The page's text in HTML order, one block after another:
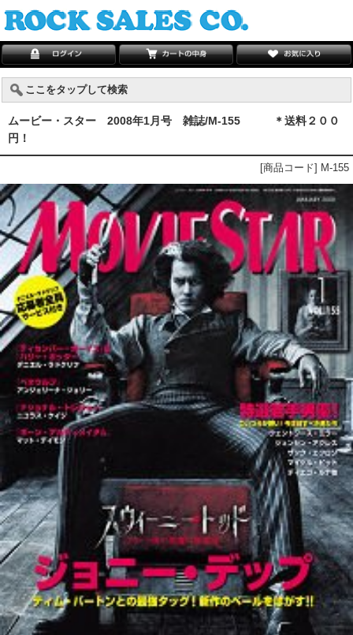
ここをタップして検索
ムービー・スター 2008年1月号 雑誌/M-155 ＊送料２００
円！
[商品コード] M-155